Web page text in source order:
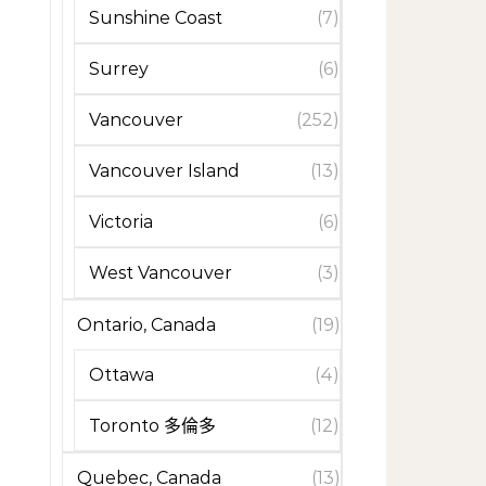
Sunshine Coast (7)
Surrey (6)
Vancouver (252)
Vancouver Island (13)
Victoria (6)
West Vancouver (3)
Ontario, Canada (19)
Ottawa (4)
Toronto 多倫多 (12)
Quebec, Canada (13)